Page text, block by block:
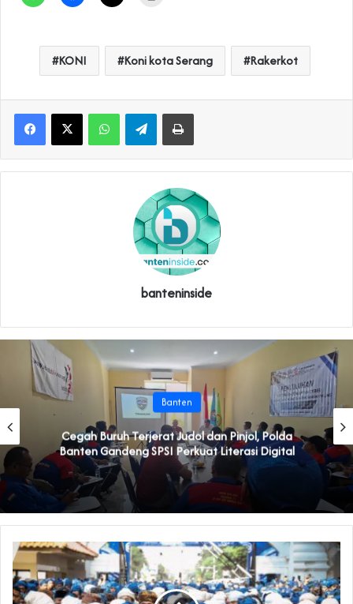
KONI Koni kota Serang Rakerkot
WhatsAppTelegramPrint
banteninside
Banten
Cegah Buruh Terjerat Judol dan Pinjol, Polda
Banten Gandeng SPSI Perkuat Literasi Digital